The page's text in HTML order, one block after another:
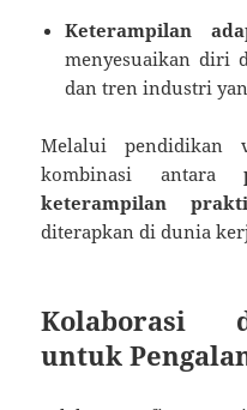
Keterampilan
menyesuaikan diri
dan tren industri
Melalui pendidikan
kombinasi antara
keterampilan
diterapkan di dunia
Kolaborasi
untuk